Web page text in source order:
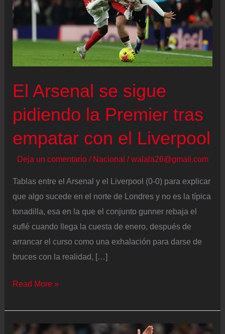
El Arsenal se sigue
pidiendo la Premier tras
empatar con el Liverpool
Deja un comentario / Nacional /walala26@gmail.com
Tablas entre el Arsenal y el Liverpool (0-0) para explicar
que algo sucede en el norte de Londres y no es la típica
tonadilla, esa en la que el conjunto gunner rebaja el
suflé cuando llega la cuesta de enero, después de
arrancar el curso como una exhalación para darse de
bruces con la realidad, […]
El
se
sigue
Read More »